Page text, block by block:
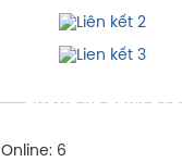
THỐNG KÊ TRUY CẬP
Online: 6